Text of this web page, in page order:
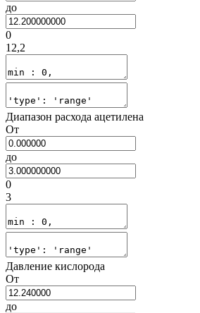
до
0
12,2
Диапазон расхода ацетилена
От
до
0
3
Давление кислорода
От
до